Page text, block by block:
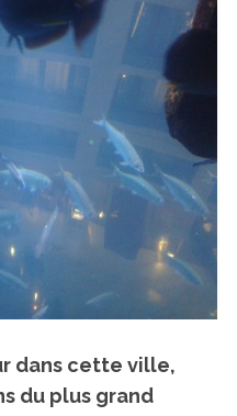
dans cette ville,
du plus grand